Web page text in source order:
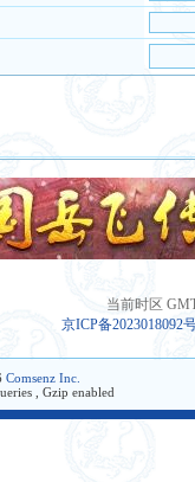
当前时区
京ICP备2023018092
Comsenz Inc.
, Gzip enabled